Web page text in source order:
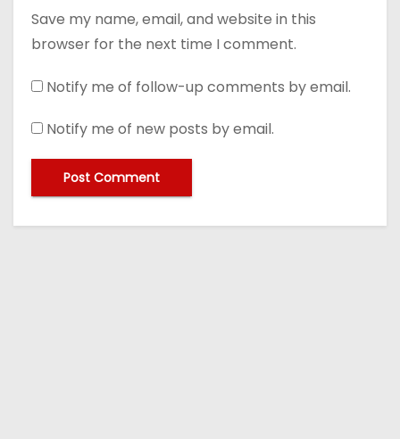
Save my name, email, and website in this
browser for the next time I comment.
Notify me of follow-up comments by email.
Notify me of new posts by email.